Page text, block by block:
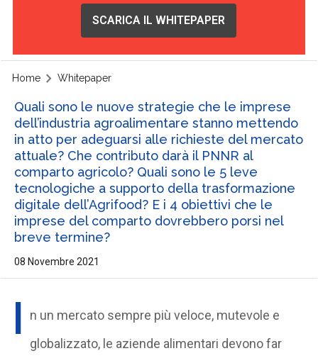
SCARICA IL WHITEPAPER
Home Whitepaper
Quali sono le nuove strategie che le imprese
dell’industria agroalimentare stanno mettendo
in atto per adeguarsi alle richieste del mercato
attuale? Che contributo darà il PNNR al
comparto agricolo? Quali sono le 5 leve
tecnologiche a supporto della trasformazione
digitale dell’Agrifood? E i 4 obiettivi che le
imprese del comparto dovrebbero porsi nel
breve termine?
08 Novembre 2021
I
n un mercato sempre più veloce, mutevole e
globalizzato, le aziende alimentari devono far